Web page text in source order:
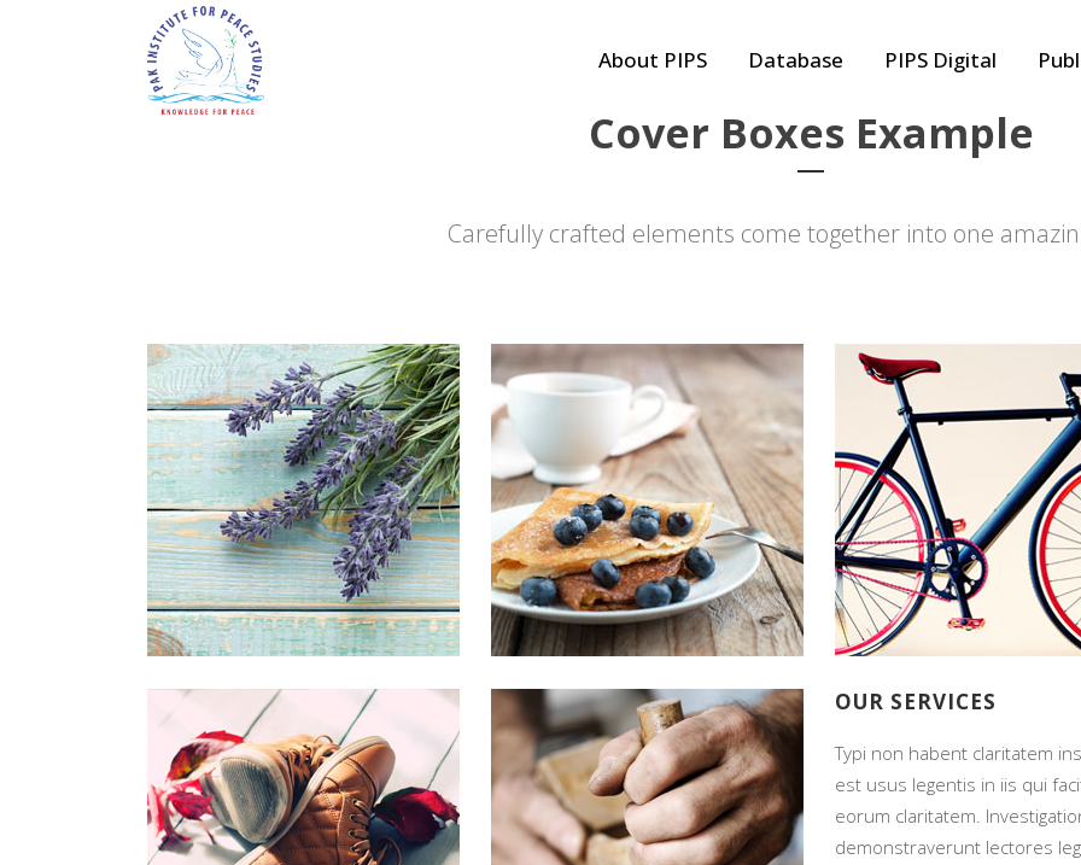
About PIPS Database PIPS Digital
Cover Boxes Example
Carefully crafted elements come together into one
OUR COMPANY STATUS
Typi non habent claritatem insitam;
est usus legentis in iis qui facit
eorum claritatem. Investigationes
demonstraverunt lectores legere
me lius quod ii legunt saepius
quam.
VIEW MORE
OUR SERVICES
Typi non habent claritatem
est usus legentis in iis qui
eorum claritatem.
demonstraverunt lectores
me lius quod ii legunt saepius
quam.
VIEW MORE
OUR COMPANY STATUS
Typi non habent claritatem insitam;
est usus legentis in iis qui facit
eorum claritatem. Investigationes
demonstraverunt lectores legere
OUR SERVICES
Typi non habent claritatem
est usus legentis in iis qui
eorum claritatem.
demonstraverunt lectores